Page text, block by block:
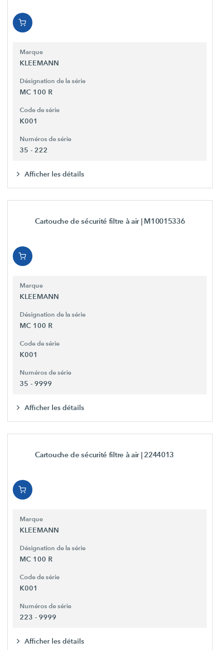
Marque
KLEEMANN
Désignation de la série
MC 100 R
Code de série
K001
Numéros de série
35 - 222
Afficher les détails
Cartouche de sécurité filtre à air | M10015336
Marque
KLEEMANN
Désignation de la série
MC 100 R
Code de série
K001
Numéros de série
35 - 9999
Afficher les détails
Cartouche de sécurité filtre à air | 2244013
Marque
KLEEMANN
Désignation de la série
MC 100 R
Code de série
K001
Numéros de série
223 - 9999
Afficher les détails